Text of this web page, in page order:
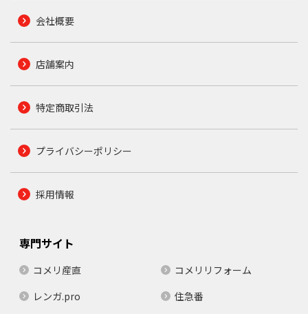
会社概要
店舗案内
特定商取引法
プライバシーポリシー
採用情報
専門サイト
コメリ産直
コメリリフォーム
レンガ.pro
住急番